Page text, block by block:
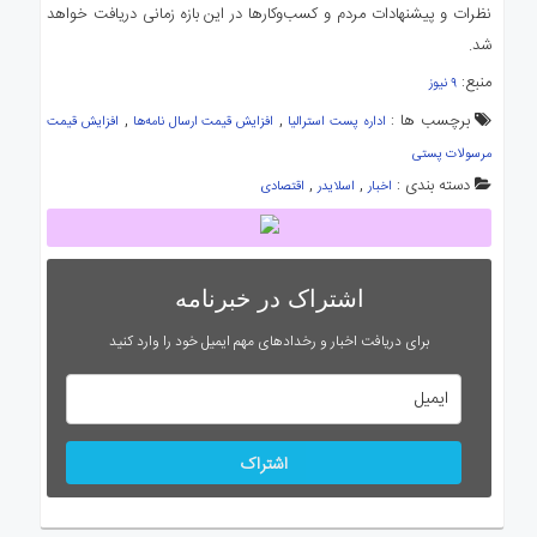
نظرات و پیشنهادات مردم و کسب‌وکارها در این بازه زمانی دریافت خواهد
شد.
منبع: ۹ نیوز
برچسب ها : اداره پست استرالیا , افزایش قیمت ارسال نامه‌ها , افزایش قیمت
مرسولات پستی
دسته بندی : اخبار, اسلایدر, اقتصادی
اشتراک در خبرنامه
برای دریافت اخبار و رخدادهای مهم ایمیل خود را وارد کنید
اشتراک